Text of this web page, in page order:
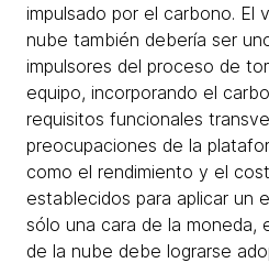
impulsado por el carbono. El
nube también debería ser
impulsores del proceso de
equipo, incorporando el
requisitos funcionales
preocupaciones de la
como el rendimiento y el
establecidos para aplicar un
sólo una cara de la moneda,
de la nube debe lograrse